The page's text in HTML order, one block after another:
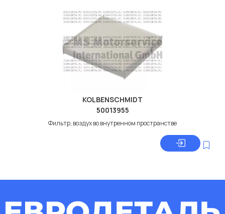
KOLBENSCHMIDT
50013955
Фильтр, воздух во внутренном пространстве